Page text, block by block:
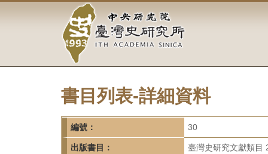
容
中
央
研
究
院-
臺
書目列表-詳細資料
編號： 30
出版書目： 臺灣史研究文獻類目